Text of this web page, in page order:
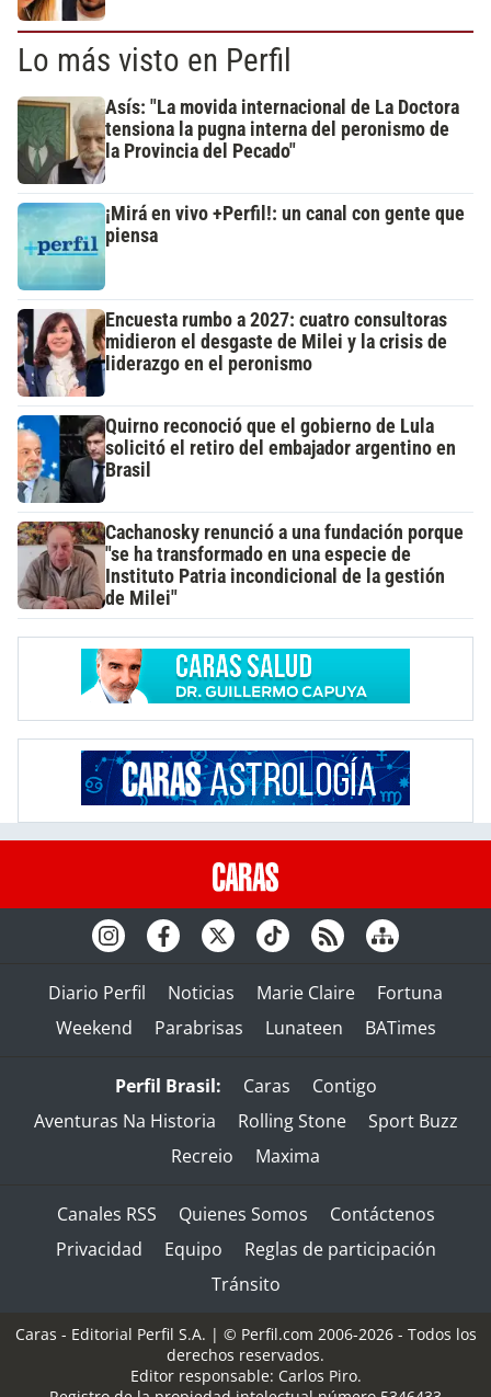
Lo más visto en Perfil
Asís: "La movida internacional de La Doctora
tensiona la pugna interna del peronismo de
la Provincia del Pecado"
¡Mirá en vivo +Perfil!: un canal con gente que
piensa
Encuesta rumbo a 2027: cuatro consultoras
midieron el desgaste de Milei y la crisis de
liderazgo en el peronismo
Quirno reconoció que el gobierno de Lula
solicitó el retiro del embajador argentino en
Brasil
Cachanosky renunció a una fundación porque
"se ha transformado en una especie de
Instituto Patria incondicional de la gestión
de Milei"
Diario Perfil Noticias Marie Claire
Fortuna
Weekend
Parabrisas Lunateen BATimes
Perfil Brasil: Caras
Contigo
Aventuras Na Historia
Rolling Stone
Sport Buzz
Recreio
Maxima
Canales RSS Quienes Somos
Contáctenos
Privacidad
Equipo
Reglas de participación
Tránsito
Caras - Editorial Perfil S.A. | © Perfil.com 2006-2026 - Todos los
derechos reservados.
Editor responsable: Carlos Piro.